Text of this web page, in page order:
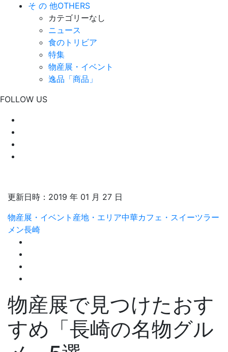
そ の 他OTHERS
カテゴリーなし
ニュース
食のトリビア
特集
物産展・イベント
逸品「商品」
FOLLOW US
更新日時： 2019 年 01 月 27 日
物産展・イベント 産地・エリア中華カフェ・スイーツラー
メン長崎
物産展で見つけたおす
すめ「長崎の名物グル